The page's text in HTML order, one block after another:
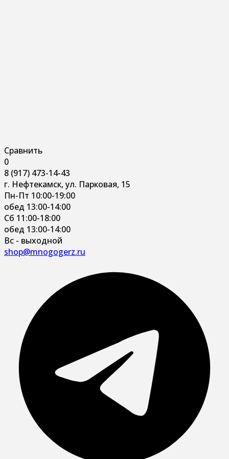
Сравнить
0
8 (917) 473-14-43
г. Нефтекамск, ул. Парковая, 15
Пн-Пт 10:00-19:00
обед 13:00-14:00
Сб 11:00-18:00
обед 13:00-14:00
Вс - выходной
shop@mnogogerz.ru